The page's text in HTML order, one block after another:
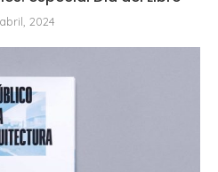
2024